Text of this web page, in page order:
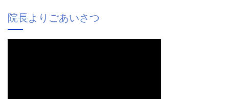
院長よりごあいさつ